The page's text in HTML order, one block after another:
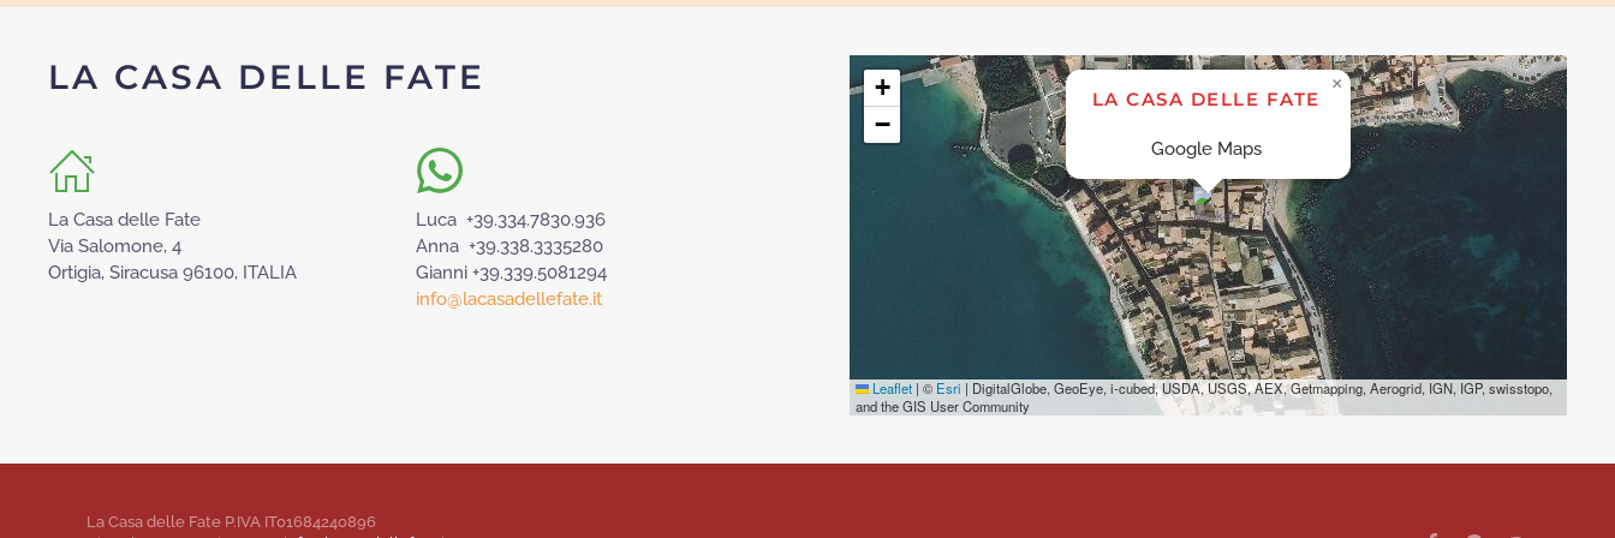
LA CASA DELLE FATE
La Casa delle Fate
Via Salomone, 4
Ortigia, Siracusa 96100, ITALIA
Luca +39.334.7830.936
Anna +39.338.3335280
Gianni +39.339.5081294
info@lacasadellefate.it
LA CASA DELLE FATE
Google Maps
×
+
−
Leaflet | © Esri | DigitalGlobe, GeoEye, i-cubed, USDA, USGS, AEX, Getmapping, Aerogrid, IGN, IGP, swisstopo,
and the GIS User Community
La Casa delle Fate P.IVA IT01684240896